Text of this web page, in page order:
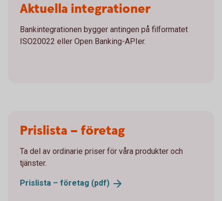
Aktuella integrationer
Bankintegrationen bygger antingen på filformatet
ISO20022 eller Open Banking-APIer.
Prislista – företag
Ta del av ordinarie priser för våra produkter och
tjänster.
Prislista – företag (pdf)